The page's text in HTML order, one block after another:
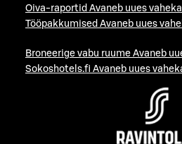
Oiva-raportid Avaneb uues
Tööpakkumised Avaneb uues
Broneerige vabu ruume Avaneb
Sokoshotels.fi Avaneb uues